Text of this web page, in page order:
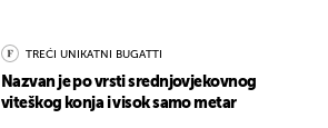
TREĆI UNIKATNI BUGATTI
Nazvan je po vrsti srednjovjekovnog
viteškog konja i visok samo metar